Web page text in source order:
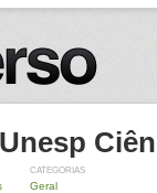
CATEGORIAS
Geral